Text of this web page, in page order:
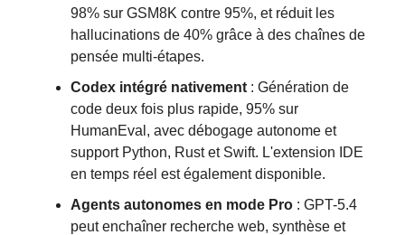
98% sur GSM8K contre 95%, et réduit les
hallucinations de 40% grâce à des chaînes de
pensée multi-étapes.
Codex intégré nativement : Génération de
code deux fois plus rapide, 95% sur
HumanEval, avec débogage autonome et
support Python, Rust et Swift. L'extension IDE
en temps réel est également disponible.
Agents autonomes en mode Pro : GPT-5.4
peut enchaîner recherche web, synthèse et